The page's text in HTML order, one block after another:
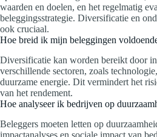
waarden en doelen, en het regelmatig
beleggingsstrategie. Diversificatie en
ook cruciaal.
Hoe breid ik mijn beleggingen
Diversificatie kan worden bereikt door
verschillende sectoren, zoals
duurzame energie. Dit vermindert het
van het rendement.
Hoe analyseer ik bedrijven op
Beleggers moeten letten op
impactanalyses en sociale impact van